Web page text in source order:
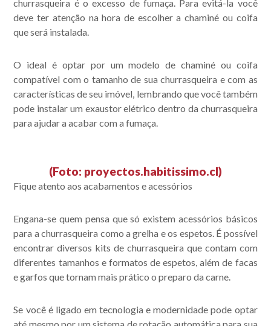
churrasqueira é o excesso de fumaça. Para evitá-la você
deve ter atenção na hora de escolher a chaminé ou coifa
que será instalada.
O ideal é optar por um modelo de chaminé ou coifa
compatível com o tamanho de sua churrasqueira e com as
características de seu imóvel, lembrando que você também
pode instalar um exaustor elétrico dentro da churrasqueira
para ajudar a acabar com a fumaça.
(Foto: proyectos.habitissimo.cl)
Fique atento aos acabamentos e acessórios
Engana-se quem pensa que só existem acessórios básicos
para a churrasqueira como a grelha e os espetos. É possível
encontrar diversos kits de churrasqueira que contam com
diferentes tamanhos e formatos de espetos, além de facas
e garfos que tornam mais prático o preparo da carne.
Se você é ligado em tecnologia e modernidade pode optar